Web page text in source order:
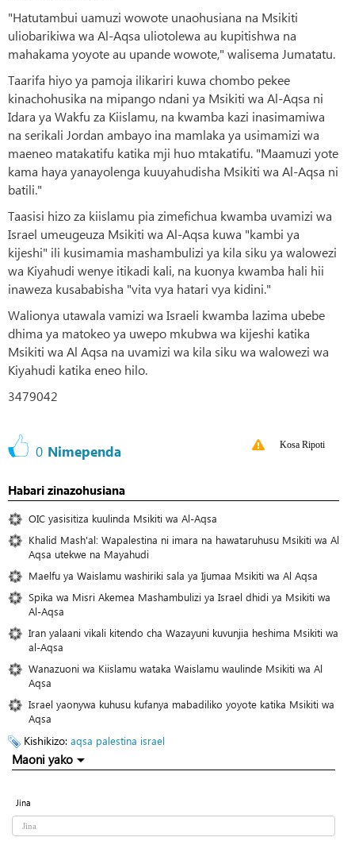
"Hatutambui uamuzi wowote unaohusiana na Msikiti
uliobarikiwa wa Al-Aqsa uliotolewa au kupitishwa na
mahakama yoyote au upande wowote," walisema Jumatatu.
Taarifa hiyo ya pamoja ilikariri kuwa chombo pekee
kinachohusika na mipango ndani ya Msikiti wa Al-Aqsa ni
Idara ya Wakfu za Kiislamu, na kwamba kazi inasimamiwa
na serikali Jordan ambayo ina mamlaka ya usimamizi wa
maeneo matakatifu katika mji huo mtakatifu. "Maamuzi yote
kama haya yanayolenga kuuyahudisha Msikiti wa Al-Aqsa ni
batili."
Taasisi hizo za kiislamu pia zimefichua kwamba uvamizi wa
Israel umeugeuza Msikiti wa Al-Aqsa kuwa "kambi ya
kijeshi" ili kusimamia mashambulizi ya kila siku ya walowezi
wa Kiyahudi wenye itikadi kali, na kuonya kwamba hali hii
inaweza kusababisha "vita vya hatari vya kidini."
Walionya utawala vamizi wa Israeli kwamba lazima ubebe
dhima ya matokeo ya uwepo mkubwa wa kijeshi katika
Msikiti wa Al Aqsa na uvamizi wa kila siku wa walowezi wa
Kiyahudi katika eneo hilo.
3479042
0 Nimependa Kosa Ripoti
Habari zinazohusiana
OIC yasisitiza kuulinda Msikiti wa Al-Aqsa
Khalid Mash'al: Wapalestina ni imara na hawataruhusu Msikiti wa Al
Aqsa utekwe na Mayahudi
Maelfu ya Waislamu washiriki sala ya Ijumaa Msikiti wa Al Aqsa
Spika wa Misri Akemea Mashambulizi ya Israel dhidi ya Msikiti wa
Al-Aqsa
Iran yalaani vikali kitendo cha Wazayuni kuvunjia heshima Msikiti wa
al-Aqsa
Wanazuoni wa Kiislamu wataka Waislamu waulinde Msikiti wa Al
Aqsa
Israel yaonywa kuhusu kufanya mabadiliko yoyote katika Msikiti wa
Aqsa
Kishikizo: aqsa palestina israel
Maoni yako
Jina